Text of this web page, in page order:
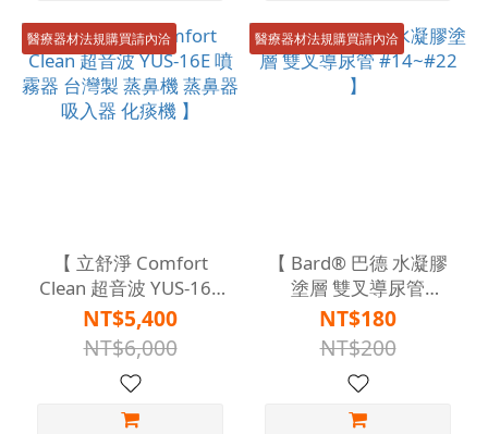
醫療器材法規購買請內洽
【 立舒淨 Comfort
Clean 超音波 YUS-16E
噴霧器 台灣製 蒸鼻機
蒸鼻器 吸入器 化痰機
】
NT$5,400
NT$6,000
醫療器材法規購買請內洽
【 Bard® 巴德 水凝膠
塗層 雙叉導尿管
#14~#22 】
NT$180
NT$200